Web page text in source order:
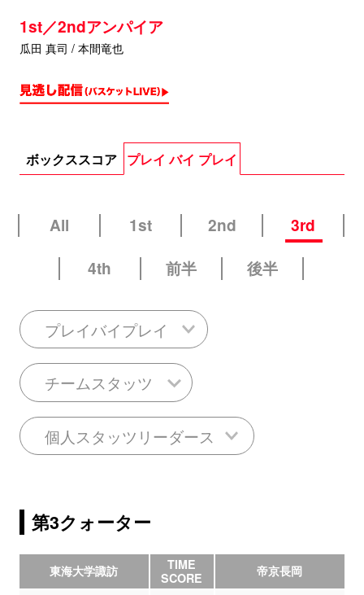
1st／2ndアンパイア
瓜田 真司 / 本間竜也
ボックススコア プレイ バイ プレイ
All 1st 2nd
3rd
4th
前半 後半
プレイバイプレイ
チームスタッツ
個人スタッツリーダース
第3クォーター
東海大学諏訪
TIME
SCORE
帝京長岡